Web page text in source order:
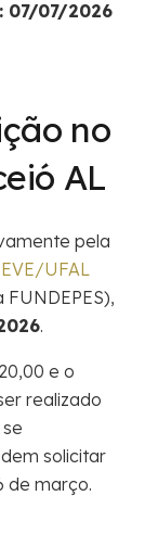
07/07/2026
no
AL
pela
UFAL
.
e o
realizado
solicitar
de março.